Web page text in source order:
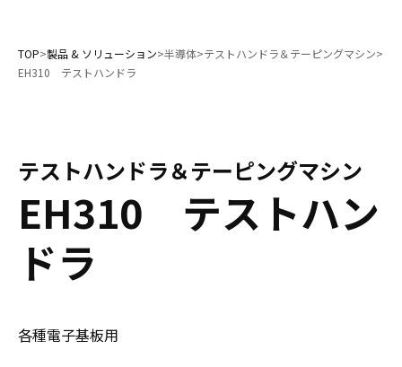
TOP>製品 & ソリューション>半導体>テストハンドラ＆テーピングマシン>
EH310 テストハンドラ
テストハンドラ＆テーピングマシン
EH310 テストハン
ドラ
各種電子基板用